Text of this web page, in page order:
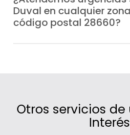
festivos, para que en
quedes sin calefacción o
Duval en cualquier
código postal 28660?
Otros servicios
Interés